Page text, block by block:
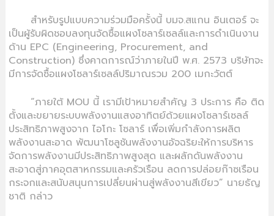
สำหรับรูปแบบความร่วมมือครั้งนี้ บมจ.สแกน อินเตอร์ จะ
เป็นผู้รับผิดชอบลงทุนจัดซื้อแผงโซลาร์เซลล์และการดำเนินงาน
ด้าน EPC (Engineering, Procurement, and
Construction) ซึ่งคาดการณ์ว่าภายในปี พ.ศ. 2573 บริษัทจะ
มีการจัดซื้อแผงโซลาร์เซลล์ปริมาณรวม 200 เมกะวัตต์
“ภายใต้ MOU นี้ เรามีเป้าหมายสำคัญ 3 ประการ คือ ติด
ตั้งและขยายระบบพลังงานแสงอาทิตย์ด้วยแผงโซลาร์เซลล์
ประสิทธิภาพสูงจาก ไอโกะ โซลาร์ เพื่อเพิ่มกำลังการผลิต
พลังงานสะอาด พัฒนาโซลูชันพลังงานอัจฉริยะให้การบริหาร
จัดการพลังงานมีประสิทธิภาพสูงสุด และผลักดันพลังงาน
สะอาดสู่ภาคอุตสาหกรรมและครัวเรือน ลดการปล่อยก๊าซเรือน
กระจกและสนับสนุนการเปลี่ยนผ่านสู่พลังงานสีเขียว” นายธัญ
ชาติ กล่าว